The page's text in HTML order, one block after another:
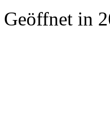
Geöffnet in